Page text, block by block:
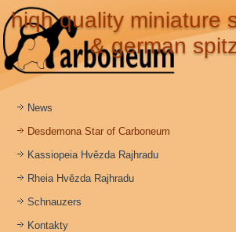
hiqh quality miniature
& german
News
Desdemona Star of Carboneum
Kassiopeia Hvězda Rajhradu
Rheia Hvězda Rajhradu
Schnauzers
Kontakty